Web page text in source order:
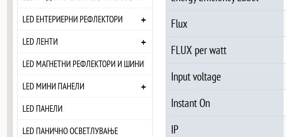
LED ЕНТЕРИЕРНИ РЕФЛЕКТОРИ +
LED ЛЕНТИ +
LED МАГНЕТНИ РЕФЛЕКТОРИ И ШИНИ
LED МИНИ ПАНЕЛИ
+
LED ПАНЕЛИ
LED ПАНИЧНО ОСВЕТЛУВАЊЕ
Flux
FLUX per watt
Input voltage
Instant On
IP